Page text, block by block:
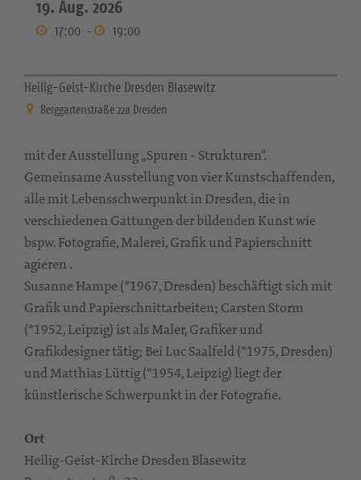
19. Aug. 2026
17:00 - 19:00
Heilig-Geist-Kirche Dresden Blasewitz
Berggartenstraße 22a Dresden
mit der Ausstellung „Spuren - Strukturen“.
Gemeinsame Ausstellung von vier Kunstschaffenden,
alle mit Lebensschwerpunkt in Dresden, die in
verschiedenen Gattungen der bildenden Kunst wie
bspw. Fotografie, Malerei, Grafik und Papierschnitt
agieren .
Susanne Hampe (*1967, Dresden) beschäftigt sich mit
Grafik und Papierschnittarbeiten; Carsten Storm
(*1952, Leipzig) ist als Maler, Grafiker und
Grafikdesigner tätig; Bei Luc Saalfeld (*1975, Dresden)
und Matthias Lüttig (*1954, Leipzig) liegt der
künstlerische Schwerpunkt in der Fotografie.
Ort
Heilig-Geist-Kirche Dresden Blasewitz